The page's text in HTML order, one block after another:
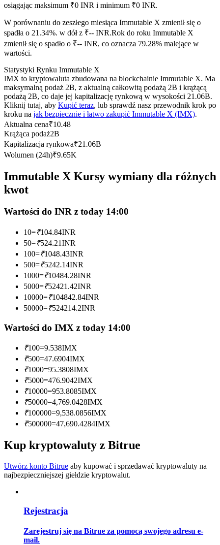
Kontrakty futures wykorzystujące USDC jako zabezpieczenie
Kopiowanie Transakcji
Dołącz do najlepszych traderów
Zostań traderem kopiującym
Ciesz się podziałem zysków i prowizjami z kopiowania
transakcji
Informacja
Analiza Big Data, w tym informacje handlowe itp.
Przewodnik dla początkujących dotyczący kontraktów futures
osiągając maksimum ₹0 INR i minimum ₹0 INR.
W porównaniu do zeszłego miesiąca Immutable X zmienił się o
spadła o 21.34%. w dół z ₹-- INR.Rok do roku Immutable X
zmienił się o spadło o ₹-- INR, co oznacza 79.28% malejące w
wartości.
Statystyki Rynku Immutable X
IMX to kryptowaluta zbudowana na blockchainie Immutable X. Ma
maksymalną podaż 2B, z aktualną całkowitą podażą 2B i krążącą
podażą 2B, co daje jej kapitalizację rynkową w wysokości 21.06B.
Kliknij tutaj, aby Kupić teraz, lub sprawdź nasz przewodnik krok po
kroku na jak bezpiecznie i łatwo zakupić Immutable X (IMX).
Aktualna cena₹10.48
Krążąca podaż2B
Kapitalizacja rynkowa₹21.06B
Wolumen (24h)₹9.65K
Immutable X Kursy wymiany dla różnych
kwot
Wartości do INR z today 14:00
10=₹104.84INR
50=₹524.21INR
100=₹1048.43INR
500=₹5242.14INR
1000=₹10484.28INR
5000=₹52421.42INR
10000=₹104842.84INR
50000=₹524214.2INR
Wartości do IMX z today 14:00
₹100=9.538IMX
₹500=47.6904IMX
₹1000=95.3808IMX
₹5000=476.9042IMX
₹10000=953.8085IMX
₹50000=4,769.0428IMX
₹100000=9,538.0856IMX
₹500000=47,690.4284IMX
Kup kryptowaluty z Bitrue
Utwórz konto Bitrue aby kupować i sprzedawać kryptowaluty na
najbezpieczniejszej giełdzie kryptowalut.
Rejestracja
Zarejestruj się na Bitrue za pomocą swojego adresu e-
mail.